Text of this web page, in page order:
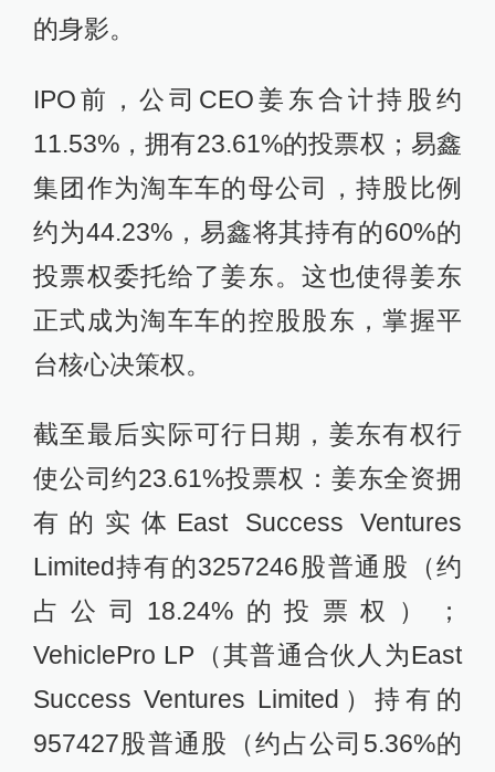
的身影。
IPO前，公司CEO姜东合计持股约
11.53%，拥有23.61%的投票权；易鑫
集团作为淘车车的母公司，持股比例
约为44.23%，易鑫将其持有的60%的
投票权委托给了姜东。这也使得姜东
正式成为淘车车的控股股东，掌握平
台核心决策权。
截至最后实际可行日期，姜东有权行
使公司约23.61%投票权：姜东全资拥
有的实体East Success Ventures
Limited持有的3257246股普通股（约
占公司18.24%的投票权）；
VehiclePro LP（其普通合伙人为East
Success Ventures Limited）持有的
957427股普通股（约占公司5.36%的